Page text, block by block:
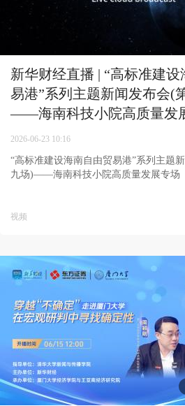
新华财经直播 | “高标准建设
易港”系列主题新闻发布会(
——海南科技小院高质量发
2026-06-23 10:16
“高标准建设海南自由贸易港”系列主题
九场)——海南科技小院高质量发展专场
视频